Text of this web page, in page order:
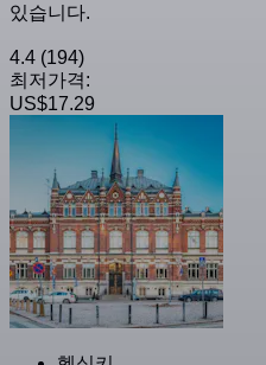
있습니다.
4.4 (194)
최저가격:
US$17.29